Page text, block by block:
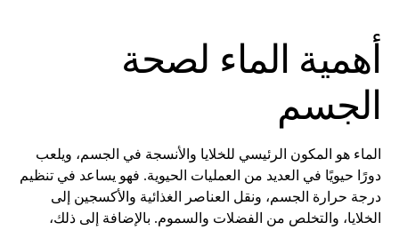
أهمية الماء لصحة
الجسم
الماء هو المكون الرئيسي للخلايا والأنسجة في الجسم، ويلعب
دورًا حيويًا في العديد من العمليات الحيوية. فهو يساعد في تنظيم
درجة حرارة الجسم، ونقل العناصر الغذائية والأكسجين إلى
الخلايا، والتخلص من الفضلات والسموم. بالإضافة إلى ذلك،